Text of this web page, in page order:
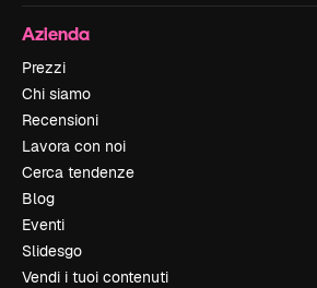
Azienda
Prezzi
Chi siamo
Recensioni
Lavora con noi
Cerca tendenze
Blog
Eventi
Slidesgo
Vendi i tuoi contenuti